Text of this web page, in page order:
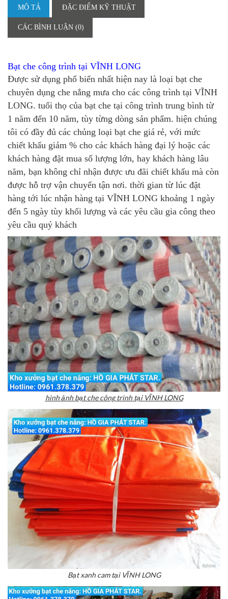
MÔ TẢ ĐẶC ĐIỂM KỸ THUẬT
CÁC BÌNH LUẬN (0)
Bạt che công trình tại VĨNH LONG
Được sử dụng phổ biến nhất hiện nay là loại bạt che
chuyên dụng che nắng mưa cho các công trình tại VĨNH
LONG. tuổi thọ của bạt che tại công trình trung bình từ
1 năm đến 10 năm, tùy từng dòng sản phẩm. hiện chúng
tôi có đầy đủ các chủng loại bạt che giá rẻ, với mức
chiết khấu giảm % cho các khách hàng đại lý hoặc các
khách hàng đặt mua số lượng lớn, hay khách hàng lâu
năm, bạn không chỉ nhận được ưu đãi chiết khấu mà còn
được hỗ trợ vận chuyển tận nơi. thời gian từ lúc đặt
hàng tới lúc nhận hàng tại VĨNH LONG khoảng 1 ngày
đến 5 ngày tùy khối lượng và các yêu cầu gia công theo
yêu cầu quý khách
hình ảnh bạt che công trình tại VĨNH LONG
Bạt xanh cam tại VĨNH LONG